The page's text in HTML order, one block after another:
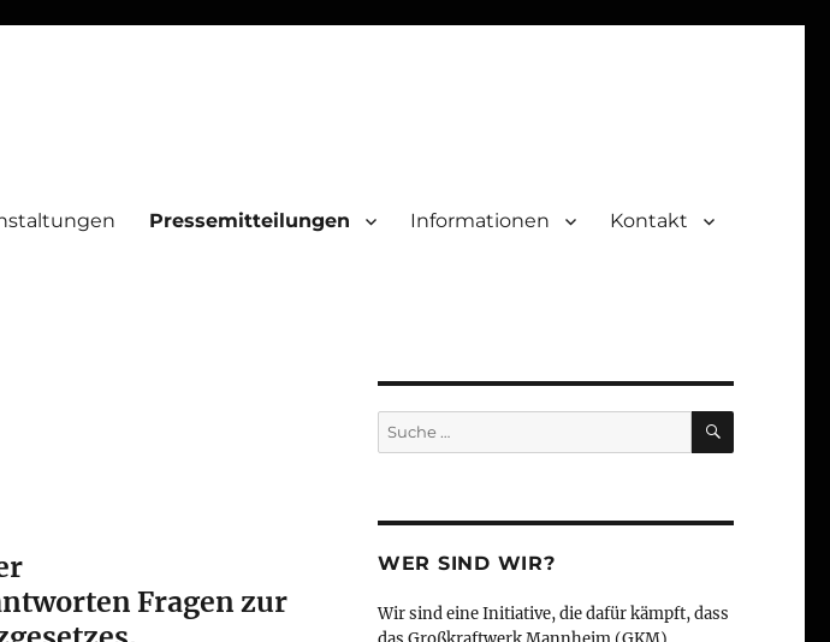
Pressemitteilungen Informationen Kontakt
Fragen zur
Suche
nach:
SUCHEN
WER SIND WIR?
Wir sind eine Initiative, die dafür kämpft, dass